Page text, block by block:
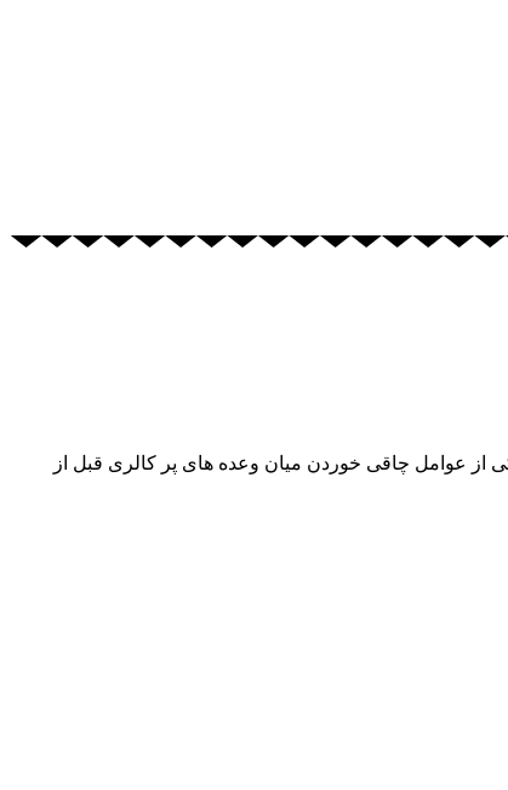
از عوامل چاقی خوردن میان وعده های پر کالری قبل از